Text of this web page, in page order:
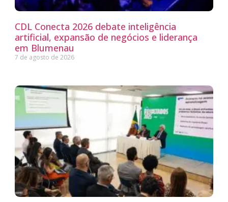
CDL Conecta 2026 debate inteligência
artificial, expansão de negócios e liderança
em Blumenau
7 de agosto de 2026